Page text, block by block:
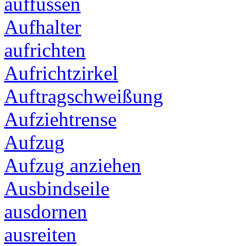
Aufhalter
aufrichten
Aufrichtzirkel
Auftragschweißung
Aufziehtrense
Aufzug
Aufzug anziehen
Ausbindseile
ausdornen
ausreiten